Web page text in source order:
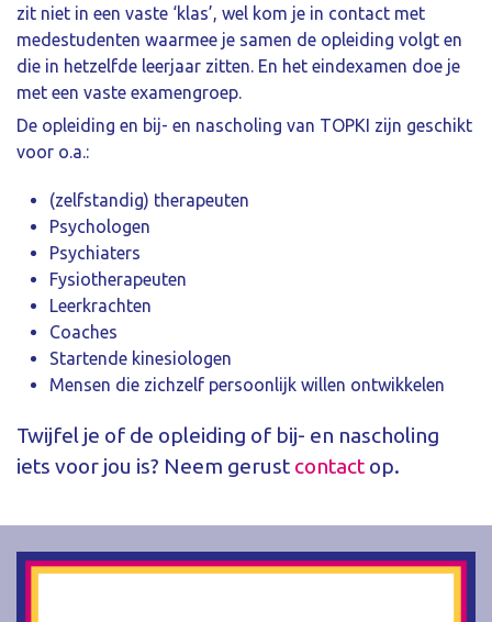
zit niet in een vaste ‘klas’, wel kom je in contact met
medestudenten waarmee je samen de opleiding volgt en
die in hetzelfde leerjaar zitten. En het eindexamen doe je
met een vaste examengroep.
De opleiding en bij- en nascholing van TOPKI zijn geschikt
voor o.a.:
(zelfstandig) therapeuten
Psychologen
Psychiaters
Fysiotherapeuten
Leerkrachten
Coaches
Startende kinesiologen
Mensen die zichzelf persoonlijk willen ontwikkelen
Twijfel je of de opleiding of bij- en nascholing
iets voor jou is? Neem gerust contact op.